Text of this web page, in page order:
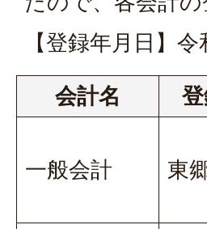
【登録年月日】
会計名
一般会計 東